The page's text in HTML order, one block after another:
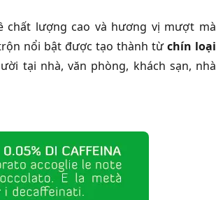
chất lượng cao và hương vị mượt mà
nổi bật được tạo thành từchín loại
tại nhà, văn phòng, khách sạn, nhà